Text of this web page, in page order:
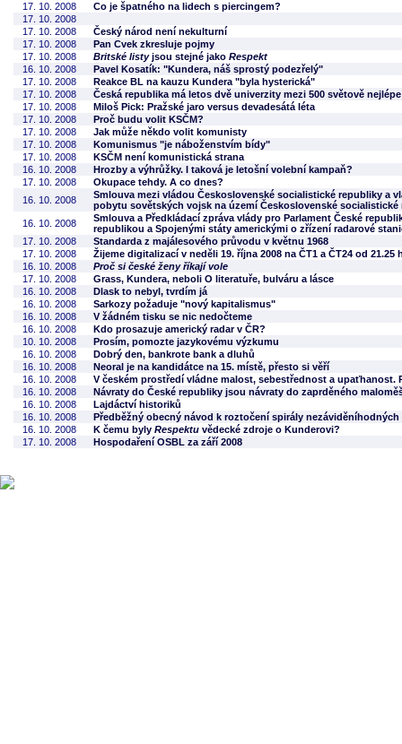
17. 10. 2008
Co je špatného na lidech s piercingem?
17. 10. 2008
17. 10. 2008
Český národ není nekulturní
17. 10. 2008
Pan Cvek zkresluje pojmy
17. 10. 2008
Britské listyjsou stejné jako Respekt
16. 10. 2008
Pavel Kosatík: "Kundera, náš sprostý podezřelý"
17. 10. 2008
Reakce BL na kauzu Kundera "byla hysterická"
17. 10. 2008
Česká republika má letos dvě univerzity mezi 500 světově
17. 10. 2008
Miloš Pick: Pražské jaro versus devadesátá léta
17. 10. 2008
Proč budu volit KSČM?
17. 10. 2008
Jak může někdo volit komunisty
17. 10. 2008
Komunismus "je náboženstvím bídy"
17. 10. 2008
KSČM není komunistická strana
16. 10. 2008
Hrozby a výhrůžky. I taková je letošní volební kampaň?
17. 10. 2008
Okupace tehdy. A co dnes?
16. 10. 2008
Smlouva mezi vládou Československé socialistické republiky a
pobytu sovětských vojsk na území Československé socialistické
16. 10. 2008
Smlouva a Předkládací zpráva vlády pro Parlament České
republikou a Spojenými státy americkými o zřízení radarové
17. 10. 2008
Standarda z majálesového průvodu v květnu 1968
17. 10. 2008
Žijeme digitalizací v neděli 19. října 2008 na ČT1 a ČT24 od 21.25
16. 10. 2008
Proč si české ženy říkají vole
17. 10. 2008
Grass, Kundera, neboli O literatuře, bulváru a lásce
16. 10. 2008
Dlask to nebyl, tvrdím já
16. 10. 2008
Sarkozy požaduje "nový kapitalismus"
16. 10. 2008
V žádném tisku se nic nedočteme
16. 10. 2008
Kdo prosazuje americký radar v ČR?
10. 10. 2008
Prosím, pomozte jazykovému výzkumu
16. 10. 2008
Dobrý den, bankrote bank a dluhů
16. 10. 2008
Neoral je na kandidátce na 15. místě, přesto si věří
16. 10. 2008
V českém prostředí vládne malost, sebestřednost a upaťhanost.
16. 10. 2008
Návraty do České republiky jsou návraty do zaprděného
16. 10. 2008
Lajdáctví historiků
16. 10. 2008
Předběžný obecný návod k roztočení spirály
16. 10. 2008
K čemu byly Respektu vědecké zdroje o Kunderovi?
17. 10. 2008
Hospodaření OSBL za září 2008